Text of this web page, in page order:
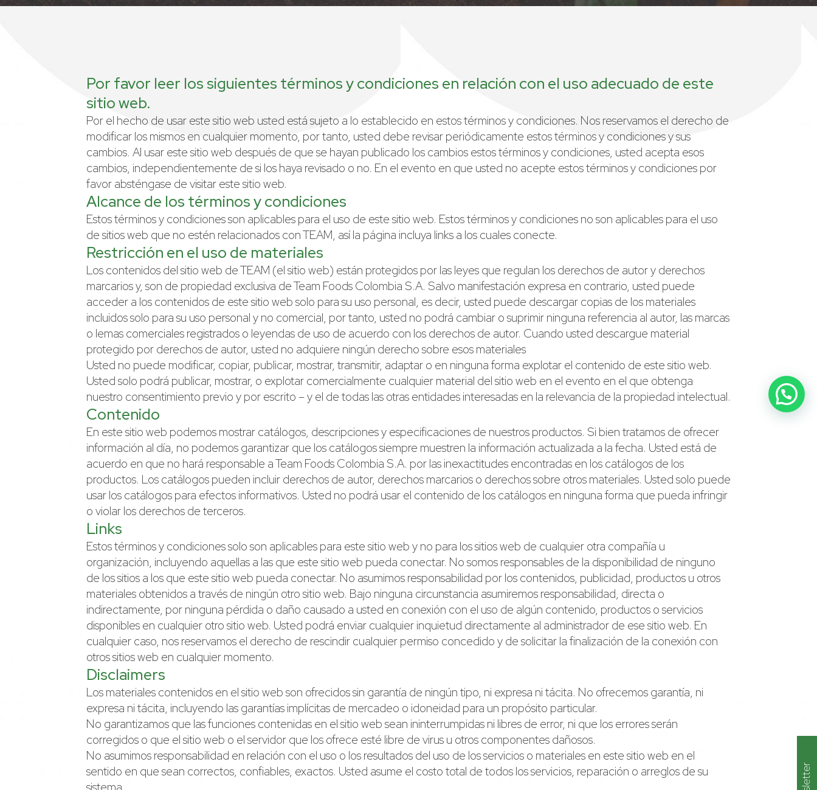
Por favor leer los siguientes términos y condiciones en relación con el uso adecuado de este
sitio web.
Por el hecho de usar este sitio web usted está sujeto a lo establecido en estos términos y condiciones. Nos reservamos el derecho de
modificar los mismos en cualquier momento, por tanto, usted debe revisar periódicamente estos términos y condiciones y sus
cambios. Al usar este sitio web después de que se hayan publicado los cambios estos términos y condiciones, usted acepta esos
cambios, independientemente de si los haya revisado o no. En el evento en que usted no acepte estos términos y condiciones por
favor absténgase de visitar este sitio web.
Alcance de los términos y condiciones
Estos términos y condiciones son aplicables para el uso de este sitio web. Estos términos y condiciones no son aplicables para el uso
de sitios web que no estén relacionados con TEAM, así la página incluya links a los cuales conecte.
Restricción en el uso de materiales
Los contenidos del sitio web de TEAM (el sitio web) están protegidos por las leyes que regulan los derechos de autor y derechos
marcarios y, son de propiedad exclusiva de Team Foods Colombia S.A. Salvo manifestación expresa en contrario, usted puede
acceder a los contenidos de este sitio web solo para su uso personal, es decir, usted puede descargar copias de los materiales
incluidos solo para su uso personal y no comercial, por tanto, usted no podrá cambiar o suprimir ninguna referencia al autor, las marcas
o lemas comerciales registrados o leyendas de uso de acuerdo con los derechos de autor. Cuando usted descargue material
protegido por derechos de autor, usted no adquiere ningún derecho sobre esos materiales
Usted no puede modificar, copiar, publicar, mostrar, transmitir, adaptar o en ninguna forma explotar el contenido de este sitio web.
Usted solo podrá publicar, mostrar, o explotar comercialmente cualquier material del sitio web en el evento en el que obtenga
nuestro consentimiento previo y por escrito – y el de todas las otras entidades interesadas en la relevancia de la propiedad intelectual.
Contenido
En este sitio web podemos mostrar catálogos, descripciones y especificaciones de nuestros productos. Si bien tratamos de ofrecer
información al día, no podemos garantizar que los catálogos siempre muestren la información actualizada a la fecha. Usted está de
acuerdo en que no hará responsable a Team Foods Colombia S.A. por las inexactitudes encontradas en los catálogos de los
productos. Los catálogos pueden incluir derechos de autor, derechos marcarios o derechos sobre otros materiales. Usted solo puede
usar los catálogos para efectos informativos. Usted no podrá usar el contenido de los catálogos en ninguna forma que pueda infringir
o violar los derechos de terceros.
Links
Estos términos y condiciones solo son aplicables para este sitio web y no para los sitios web de cualquier otra compañía u
organización, incluyendo aquellas a las que este sitio web pueda conectar. No somos responsables de la disponibilidad de ninguno
de los sitios a los que este sitio web pueda conectar. No asumimos responsabilidad por los contenidos, publicidad, productos u otros
materiales obtenidos a través de ningún otro sitio web. Bajo ninguna circunstancia asumiremos responsabilidad, directa o
indirectamente, por ninguna pérdida o daño causado a usted en conexión con el uso de algún contenido, productos o servicios
disponibles en cualquier otro sitio web. Usted podrá enviar cualquier inquietud directamente al administrador de ese sitio web. En
cualquier caso, nos reservamos el derecho de rescindir cualquier permiso concedido y de solicitar la finalización de la conexión con
otros sitios web en cualquier momento.
Disclaimers
Los materiales contenidos en el sitio web son ofrecidos sin garantía de ningún tipo, ni expresa ni tácita. No ofrecemos garantía, ni
expresa ni tácita, incluyendo las garantías implícitas de mercadeo o idoneidad para un propósito particular.
No garantizamos que las funciones contenidas en el sitio web sean ininterrumpidas ni libres de error, ni que los errores serán
corregidos o que el sitio web o el servidor que los ofrece esté libre de virus u otros componentes dañosos.
No asumimos responsabilidad en relación con el uso o los resultados del uso de los servicios o materiales en este sitio web en el
sentido en que sean correctos, confiables, exactos. Usted asume el costo total de todos los servicios, reparación o arreglos de su